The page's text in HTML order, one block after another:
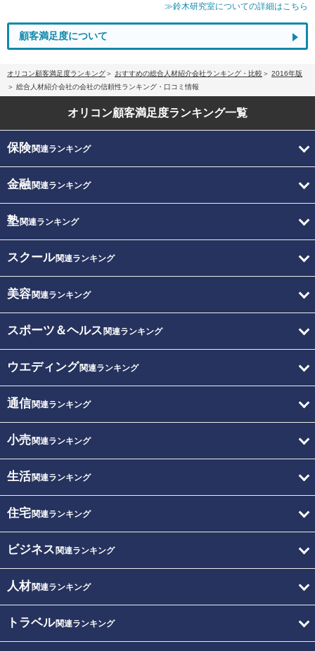
≫鈴木研究室についての詳細はこちら
顧客満足度について
オリコン顧客満足度ランキング おすすめの総合人材紹介会社ランキング・比較
2016年版
総合人材紹介会社の会社の信頼性ランキング・口コミ情報
オリコン顧客満足度ランキング一覧
保険関連ランキング
金融関連ランキング
塾関連ランキング
スクール関連ランキング
美容関連ランキング
スポーツ＆ヘルス 関連ランキング
ウエディング関連ランキング
通信関連ランキング
小売関連ランキング
生活関連ランキング
住宅関連ランキング
ビジネス 関連ランキング
人材関連ランキング
トラベル関連ランキング